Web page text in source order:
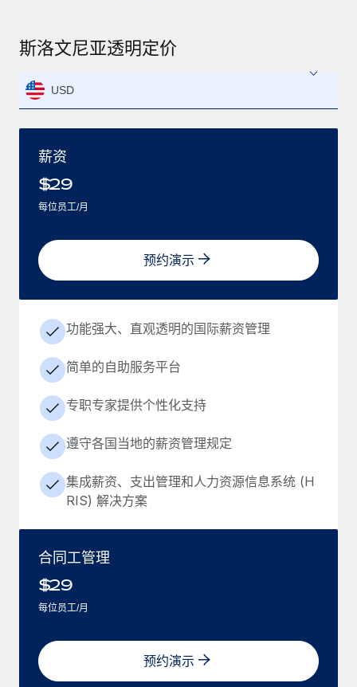
斯洛文尼亚透明定价
USD
薪资
$29
每位员工/月
预约演示
功能强大、直观透明的国际薪资管理
简单的自助服务平台
专职专家提供个性化支持
遵守各国当地的薪资管理规定
集成薪资、支出管理和人力资源信息系统 (H
RIS) 解决方案
合同工管理
$29
每位员工/月
预约演示